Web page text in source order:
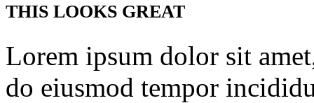
THIS LOOKS GREAT
Lorem ipsum dolor sit
do eiusmod tempor